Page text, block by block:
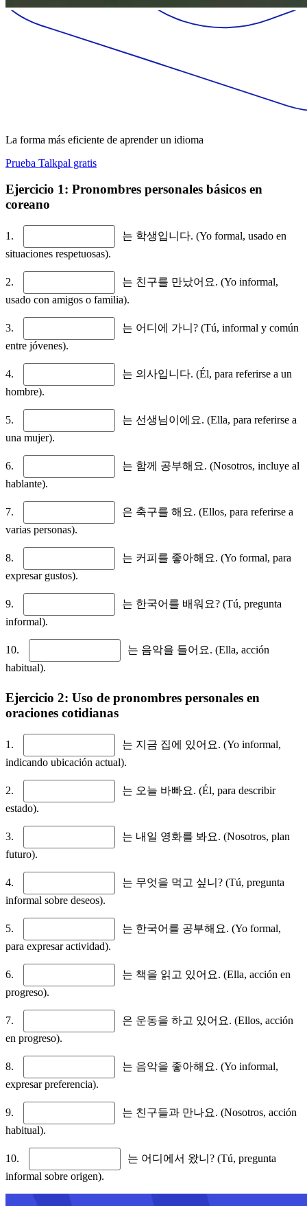
La forma más eficiente de aprender un idioma
Prueba Talkpal gratis
Ejercicio 1: Pronombres personales básicos en
coreano
1.
는 학생입니다. (Yo formal, usado en
situaciones respetuosas).
2.
는 친구를 만났어요. (Yo informal,
usado con amigos o familia).
3.
는 어디에 가니? (Tú, informal y común
entre jóvenes).
4.
는 의사입니다. (Él, para referirse a un
hombre).
5.
는 선생님이에요. (Ella, para referirse a
una mujer).
6.
는 함께 공부해요. (Nosotros, incluye al
hablante).
7.
은 축구를 해요. (Ellos, para referirse a
varias personas).
8.
는 커피를 좋아해요. (Yo formal, para
expresar gustos).
9.
는 한국어를 배워요? (Tú, pregunta
informal).
10.
는 음악을 들어요. (Ella, acción
habitual).
Ejercicio 2: Uso de pronombres personales en
oraciones cotidianas
1.
는 지금 집에 있어요. (Yo informal,
indicando ubicación actual).
2.
는 오늘 바빠요. (Él, para describir
estado).
3.
는 내일 영화를 봐요. (Nosotros, plan
futuro).
4.
는 무엇을 먹고 싶니? (Tú, pregunta
informal sobre deseos).
5.
는 한국어를 공부해요. (Yo formal,
para expresar actividad).
6.
는 책을 읽고 있어요. (Ella, acción en
progreso).
7.
은 운동을 하고 있어요. (Ellos, acción
en progreso).
8.
는 음악을 좋아해요. (Yo informal,
expresar preferencia).
9.
는 친구들과 만나요. (Nosotros, acción
habitual).
10.
는 어디에서 왔니? (Tú, pregunta
informal sobre origen).